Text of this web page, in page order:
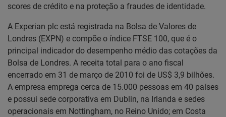
scores de crédito e na proteção a fraudes de identidade.
A Experian plc está registrada na Bolsa de Valores de
Londres (EXPN) e compõe o índice FTSE 100, que é o
principal indicador do desempenho médio das cotações da
Bolsa de Londres. A receita total para o ano fiscal
encerrado em 31 de março de 2010 foi de US$ 3,9 bilhões.
A empresa emprega cerca de 15.000 pessoas em 40 países
e possui sede corporativa em Dublin, na Irlanda e sedes
operacionais em Nottingham, no Reino Unido; em Costa